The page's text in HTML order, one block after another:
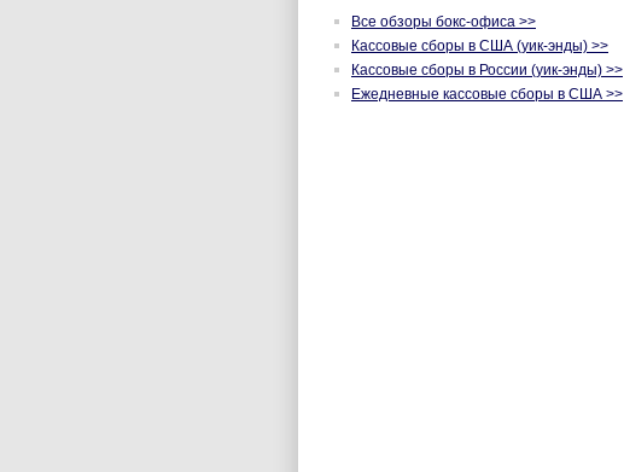
Все обзоры бокс-офиса >>
Кассовые сборы в США (уик-энды) >>
Кассовые сборы в России (уик-энды) >>
Ежедневные кассовые сборы в США >>